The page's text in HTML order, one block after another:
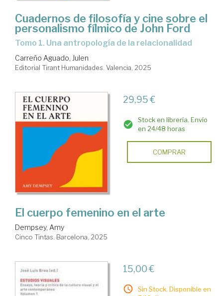
Cuadernos de filosofía y cine sobre el
personalismo fílmico de John Ford
Tomo 1. Una antropología de la relacionalidad
Carreño Aguado, Julen
Editorial Tirant Humanidades. Valencia, 2025
29,95 €
Stock en librería. Envío
en 24/48 horas
COMPRAR
El cuerpo femenino en el arte
Dempsey, Amy
Cinco Tintas. Barcelona, 2025
15,00 €
Sin Stock. Disponible en